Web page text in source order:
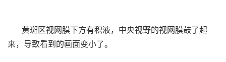
黄斑区视网膜下方有积液，中央视野的视网膜鼓了起
来，导致看到的画面变小了。